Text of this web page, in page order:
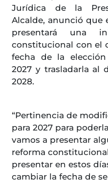
Jurídica de la
Alcalde, anunció que
presentará una
constitucional con el
fecha de la
2027 y trasladarla al
2028.
“Pertinencia de
para 2027 para
vamos a presentar
reforma
presentar en estos
cambiar la fecha de